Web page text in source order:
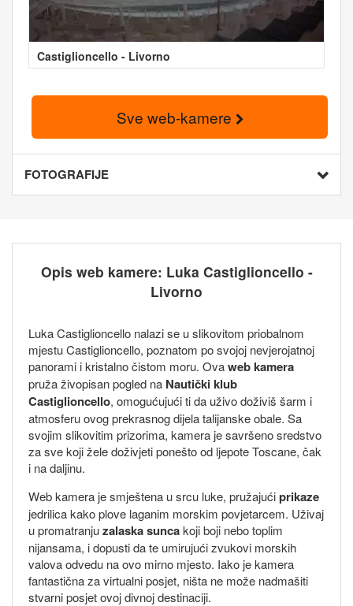
Castiglioncello - Livorno
Sve web-kamere
FOTOGRAFIJE
Opis web kamere: Luka Castiglioncello -
Livorno
Luka Castiglioncello nalazi se u slikovitom priobalnom
mjestu Castiglioncello, poznatom po svojoj nevjerojatnoj
panorami i kristalno čistom moru. Ovaweb kamera
pruža živopisan pogled na Nautički klub
Castiglioncello, omogućujući ti da uživo doživiš šarm i
atmosferu ovog prekrasnog dijela talijanske obale. Sa
svojim slikovitim prizorima, kamera je savršeno sredstvo
za sve koji žele doživjeti ponešto od ljepote Toscane, čak
i na daljinu.
Web kamera je smještena u srcu luke, pružajućiprikaze
jedrilica kako plove laganim morskim povjetarcem. Uživaj
u promatranjuzalaska suncakoji boji nebo toplim
nijansama, i dopusti da te umirujući zvukovi morskih
valova odvedu na ovo mirno mjesto. Iako je kamera
fantastična za virtualni posjet, ništa ne može nadmašiti
stvarni posjet ovoj divnoj destinaciji.